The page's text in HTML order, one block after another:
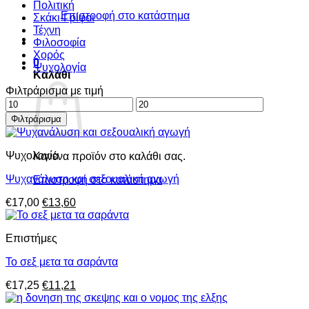
Επιστροφή στο κατάστημα
0
Καλάθι
Κανένα προϊόν στο καλάθι σας.
Επιστροφή στο κατάστημα
Πολιτική
Σκάκι-Γρίφοι
Τέχνη
Φιλοσοφία
Χορός
Ψυχολογία
Φιλτράρισμα με τιμή
Ελάχιστη
τιμή
Μέγιστη
τιμή
Φιλτράρισμα
Ψυχολογία
Ψυχανάλυση και σεξουαλική αγωγή
€17,00 Original
price
€17,00.
€13,60Η
τρέχουσα
Επιστήμες
Το σεξ μετα τα σαράντα
€17,25 Original
price
€11,21
τρέχουσα